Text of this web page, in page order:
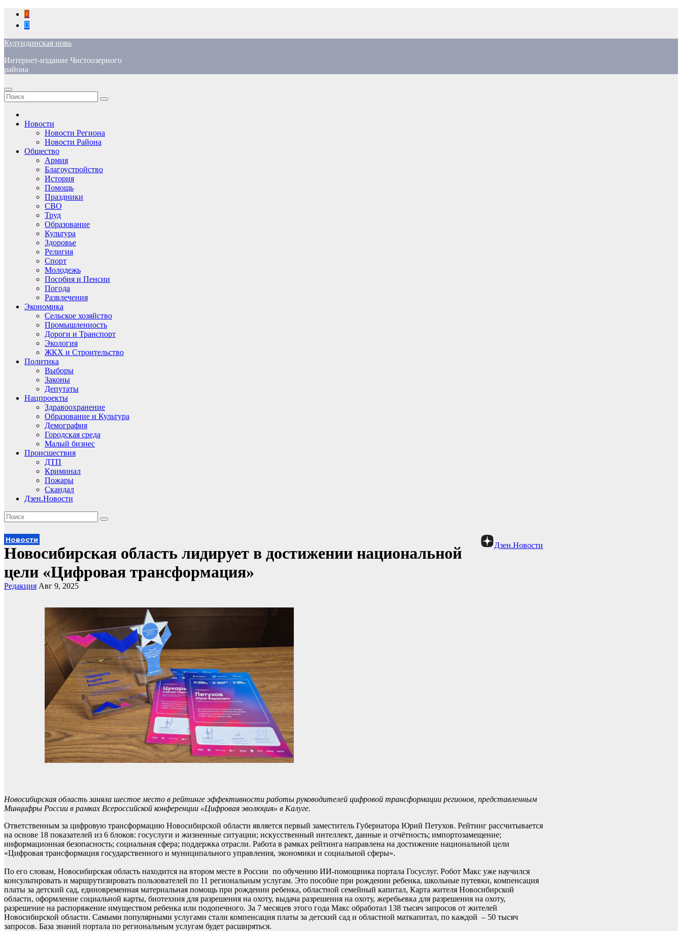
Перейти
содержимому
Кулундинская новь
Интернет-издание Чистоозерного
района
Новости
Новости Региона
Новости Района
Общество
Армия
Благоустройство
История
Помощь
Праздники
СВО
Труд
Образование
Культура
Здоровье
Религия
Спорт
Молодежь
Пособия и Пенсии
Погода
Развлечения
Экономика
Сельское хозяйство
Промышленность
Дороги и Транспорт
Экология
ЖКХ и Строительство
Политика
Выборы
Законы
Депутаты
Нацпроекты
Здравоохранение
Образование и Культура
Демография
Городская среда
Малый бизнес
Происшествия
ДТП
Криминал
Пожары
Скандал
Дзен.Новости
Дзен.Новости
Новости
Новосибирская область лидирует в достижении национальной
цели «Цифровая трансформация»
Редакция Авг 9, 2025
Новосибирская область заняла шестое место в рейтинге эффективности работы руководителей цифровой трансформации регионов, представленным
Минцифры России в рамках Всероссийской конференции «Цифровая эволюция» в Калуге.
Ответственным за цифровую трансформацию Новосибирской области является первый заместитель Губернатора Юрий Петухов. Рейтинг рассчитывается
на основе 18 показателей из 6 блоков: госуслуги и жизненные ситуации; искусственный интеллект, данные и отчётность; импортозамещение;
информационная безопасность; социальная сфера; поддержка отрасли. Работа в рамках рейтинга направлена на достижение национальной цели
«Цифровая трансформация государственного и муниципального управления, экономики и социальной сферы».
По его словам, Новосибирская область находится на втором месте в России по обучению ИИ-помощника портала Госуслуг. Робот Макс уже научился
консультировать и маршрутизировать пользователей по 11 региональным услугам. Это пособие при рождении ребенка, школьные путевки, компенсация
платы за детский сад, единовременная материальная помощь при рождении ребенка, областной семейный капитал, Карта жителя Новосибирской
области, оформление социальной карты, биотехния для разрешения на охоту, выдача разрешения на охоту, жеребьевка для разрешения на охоту,
разрешение на распоряжение имуществом ребенка или подопечного. За 7 месяцев этого года Макс обработал 138 тысяч запросов от жителей
Новосибирской области. Самыми популярными услугами стали компенсация платы за детский сад и областной маткапитал, по каждой – 50 тысяч
запросов. База знаний портала по региональным услугам будет расширяться.